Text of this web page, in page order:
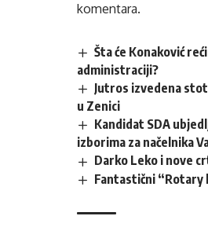
komentara.
Šta će Konaković
administraciji?
Jutros izvedena
u Zenici
Kandidat SDA
izborima za načelnika
Darko Leko i nove
Fantastični “Rotary